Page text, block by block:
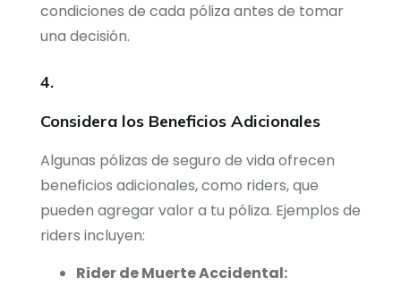
condiciones de cada póliza antes de tomar
una decisión.
4.
Considera los Beneficios Adicionales
Algunas pólizas de seguro de vida ofrecen
beneficios adicionales, como riders, que
pueden agregar valor a tu póliza. Ejemplos de
riders incluyen:
Rider de Muerte Accidental: